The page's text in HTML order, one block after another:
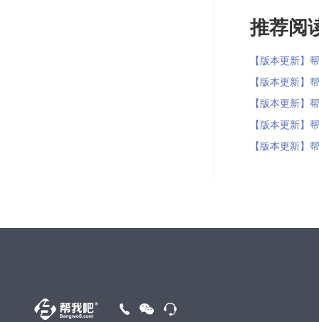
推荐阅
【版本更新】
【版本更新】
【版本更新】
【版本更新】
【版本更新】